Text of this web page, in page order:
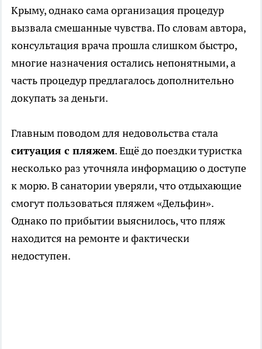
Крыму, однако сама организация процедур
вызвала смешанные чувства. По словам автора,
консультация врача прошла слишком быстро,
многие назначения остались непонятными, а
часть процедур предлагалось дополнительно
докупать за деньги.
Главным поводом для недовольства стала
ситуация с пляжем. Ещё до поездки туристка
несколько раз уточняла информацию о доступе
к морю. В санатории уверяли, что отдыхающие
смогут пользоваться пляжем «Дельфин».
Однако по прибытии выяснилось, что пляж
находится на ремонте и фактически
недоступен.